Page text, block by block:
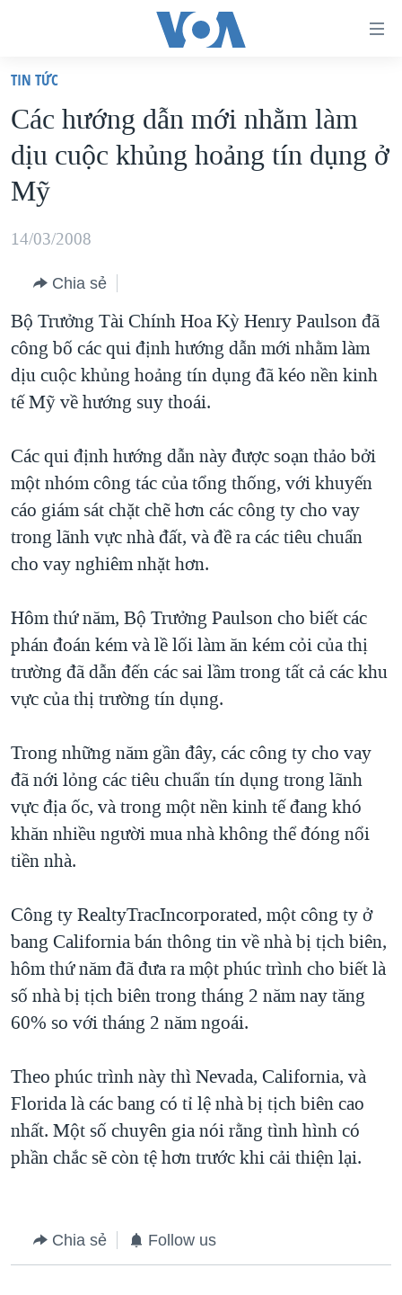
truy
cập
Tới
nội
dung
chính
hướng
chính
Đi
tới
VIỆT NAM
HOA KỲ
BIỂN ĐÔNG
THẾ GIỚI
DIỄN ĐÀN
MỤC
TỰ DO BÁO CHÍ
VẠCH TRẦN TIN GIẢ
ĐỜI SỐNG
KINH TẾ
KHOA HỌC
SỨC KHOẺ
THỂ THAO
GIÁO DỤC
CHUYÊN ĐỀ
CHIẾN TRANH THƯƠNG MẠI CỦA MỸ: QUÁ KHỨ VÀ HIỆN
TẠI
MỘT NĂM CHIẾN TRANH TẠI DẢI GAZA
GIẢI MÃ VÀNH ĐAI & CON ĐƯỜNG
NGÀY TỊ NẠN THẾ GIỚI
TRỊNH VĨNH BÌNH - NGƯỜI HẠ 'BÊN THẮNG CUỘC'
CHI PHÍ CHIẾN TRANH AFGHANISTAN
CÁC GIÁ TRỊ CỘNG HÒA Ở VIỆT NAM
THƯỢNG ĐỈNH TRUMP-KIM TẠI VIỆT NAM
NGƯ DÂN VIỆT VÀ LÀN SÓNG TRỘM HẢI SÂM
BÊN KIA QUỐC LỘ: TIẾNG VỌNG TỪ NÔNG THÔN MỸ
QUAN HỆ VIỆT MỸ
HỌC TIẾNG ANH
NGHE
MẠNG XÃ HỘI
TIN TỨC
Các hướng dẫn mới nhằm làm
dịu cuộc khủng hoảng tín dụng ở
Mỹ
14/03/2008
Chia sẻ
Bộ Trưởng Tài Chính Hoa Kỳ Henry Paulson đã
công bố các qui định hướng dẫn mới nhằm làm
dịu cuộc khủng hoảng tín dụng đã kéo nền kinh
tế Mỹ về hướng suy thoái.
Các qui định hướng dẫn này được soạn thảo bởi
một nhóm công tác của tổng thống, với khuyến
cáo giám sát chặt chẽ hơn các công ty cho vay
trong lãnh vực nhà đất, và đề ra các tiêu chuẩn
cho vay nghiêm nhặt hơn.
Hôm thứ năm, Bộ Trưởng Paulson cho biết các
phán đoán kém và lề lối làm ăn kém cỏi của thị
trường đã dẫn đến các sai lầm trong tất cả các khu
vực của thị trường tín dụng.
Trong những năm gần đây, các công ty cho vay
đã nới lỏng các tiêu chuẩn tín dụng trong lãnh
vực địa ốc, và trong một nền kinh tế đang khó
khăn nhiều người mua nhà không thể đóng nổi
tiền nhà.
Công ty RealtyTracIncorporated, một công ty ở
bang California bán thông tin về nhà bị tịch biên,
hôm thứ năm đã đưa ra một phúc trình cho biết là
số nhà bị tịch biên trong tháng 2 năm nay tăng
60% so với tháng 2 năm ngoái.
Theo phúc trình này thì Nevada, California, và
Florida là các bang có tỉ lệ nhà bị tịch biên cao
nhất. Một số chuyên gia nói rằng tình hình có
phần chắc sẽ còn tệ hơn trước khi cải thiện lại.
Chia sẻ Follow us